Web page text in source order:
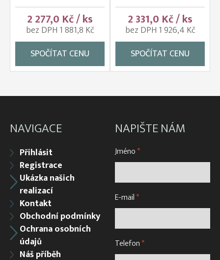
2 277,0 Kč / ks
bez DPH 1 881,8 Kč
SPOČÍTAT CENU
2 331,0 Kč / ks
bez DPH 1 926,4 Kč
SPOČÍTAT CENU
NAVIGACE
Přihlásit
Registrace
Ukázka našich
realizací
Kontakt
Obchodní podmínky
Ochrana osobních
údajů
Náš příběh
NAPIŠTE NÁM
Jméno*
E-mail*
Telefon*